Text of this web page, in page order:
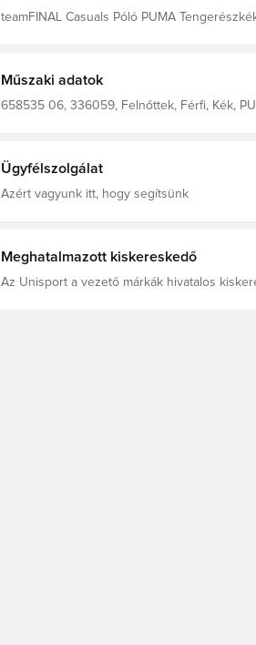
teamFINAL Casuals Póló PUMA
Műszaki adatok
658535 06, 336059, Felnőttek, Férfi, Kék,
Ügyfélszolgálat
Azért vagyunk itt, hogy segítsünk
Meghatalmazott kiskereskedő
Az Unisport a vezető márkák hivatalos